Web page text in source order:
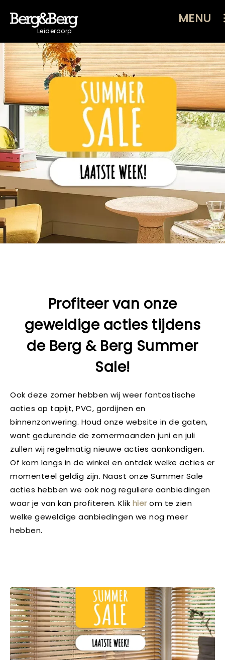
Leiderdorp
MENU
Profiteer van onze
geweldige acties tijdens
de Berg & Berg Summer
Sale!
Ook deze zomer hebben wij weer fantastische
acties op tapijt, PVC, gordijnen en
binnenzonwering. Houd onze website in de gaten,
want gedurende de zomermaanden juni en juli
zullen wij regelmatig nieuwe acties aankondigen.
Of kom langs in de winkel en ontdek welke acties er
momenteel geldig zijn. Naast onze Summer Sale
acties hebben we ook nog reguliere aanbiedingen
waar je van kan profiteren. Klik hierom te zien
welke geweldige aanbiedingen we nog meer
hebben.